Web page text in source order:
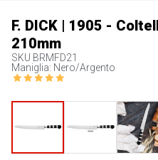
F. DICK | 1905 -
210mm
SKU BRMFD21
Maniglia: Nero/Argento